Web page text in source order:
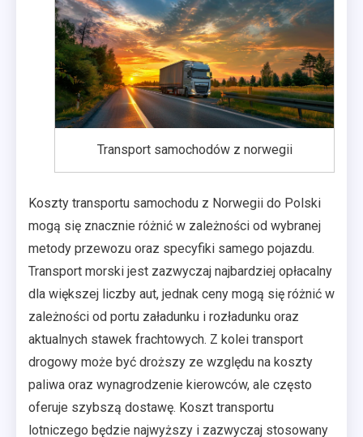
Transport samochodów z norwegii
Koszty transportu samochodu z Norwegii do Polski
mogą się znacznie różnić w zależności od wybranej
metody przewozu oraz specyfiki samego pojazdu.
Transport morski jest zazwyczaj najbardziej opłacalny
dla większej liczby aut, jednak ceny mogą się różnić w
zależności od portu załadunku i rozładunku oraz
aktualnych stawek frachtowych. Z kolei transport
drogowy może być droższy ze względu na koszty
paliwa oraz wynagrodzenie kierowców, ale często
oferuje szybszą dostawę. Koszt transportu
lotniczego będzie najwyższy i zazwyczaj stosowany